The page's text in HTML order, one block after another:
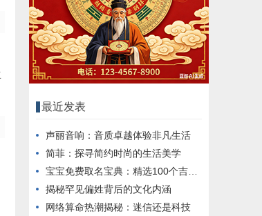
最近发表
声丽音响：音质卓越体验非凡生活
简菲：探寻简约时尚的生活美学
宝宝免费取名宝典：精选100个吉祥好名分享
揭秘罕见偏姓背后的文化内涵
网络算命热潮揭秘：迷信还是科技